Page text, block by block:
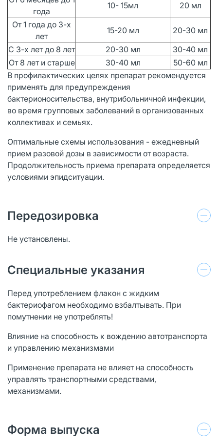
года
10- 15мл
20 мл
От 1 года до 3-х
лет
15-20 мл
20-30 мл
С 3-х лет до 8 лет
20-30 мл
30-40 мл
От 8 лет и старше
30-40 мл
50-60 мл
В профилактических целях препарат рекомендуется
применять для предупреждения
бактерионосительства, внутрибольничной инфекции,
во время групповых заболеваний в организованных
коллективах и семьях.
Оптимальные схемы использования - ежедневный
прием разовой дозы в зависимости от возраста.
Продолжительность приема препарата определяется
условиями эпидситуации.
Передозировка
Не установлены.
Специальные указания
Перед употреблением флакон с жидким
бактериофагом необходимо взбалтывать. При
помутнении не употреблять!
Влияние на способность к вождению автотранспорта
и управлению механизмами
Применение препарата не влияет на способность
управлять транспортными средствами,
механизмами.
Форма выпуска